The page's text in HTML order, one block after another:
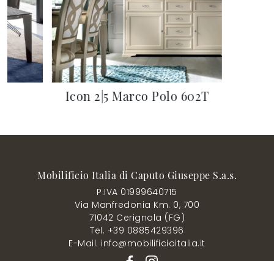
Icon 2|5 Marco Polo 602T
Mobilificio Italia di Caputo Giuseppe S.a.s.
P.IVA 01999640715
Via Manfredonia Km. 0, 700
71042 Cerignola (FG)
Tel. +39 0885429396
E-Mail. info@mobilificioitalia.it